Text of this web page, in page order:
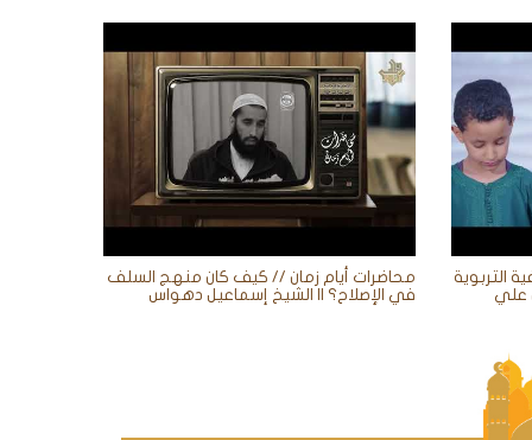
محاضرات أيام زمان // كيف كان منهج السلف
في الإصلاح؟ || الشيخ إسماعيل دهواس
التربوية